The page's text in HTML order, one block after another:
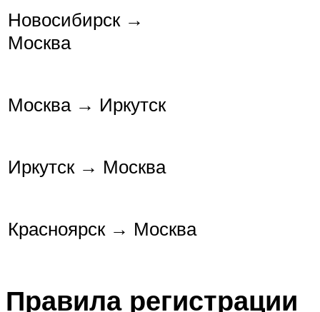
Новосибирск →
Москва
Москва → Иркутск
Иркутск → Москва
Красноярск → Москва
Правила регистрации